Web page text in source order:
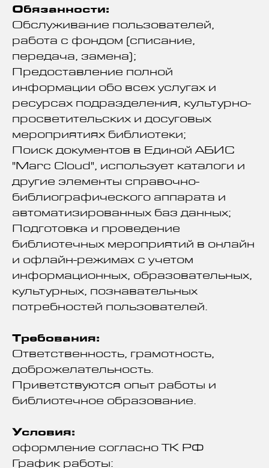
Обязанности:
Обслуживание пользователей,
работа с фондом (списание,
передача, замена);
Предоставление полной
информации обо всех услугах и
ресурсах подразделения, культурно-
просветительских и досуговых
мероприятиях библиотеки;
Поиск документов в Единой АБИС
"Marc Cloud", использует каталоги и
другие элементы справочно-
библиографического аппарата и
автоматизированных баз данных;
Подготовка и проведение
библиотечных мероприятий в онлайн
и офлайн-режимах с учетом
информационных, образовательных,
культурных, познавательных
потребностей пользователей.
Требования:
Ответственность, грамотность,
доброжелательность.
Приветствуются опыт работы и
библиотечное образование.
Условия:
оформление согласно ТК РФ
График работы: